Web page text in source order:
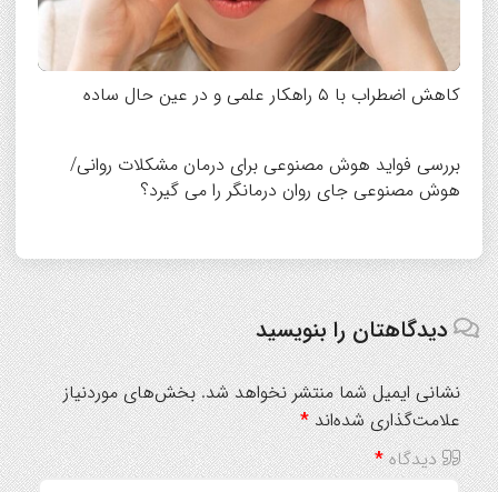
کاهش اضطراب با ۵ راهکار علمی و در عین حال ساده
بررسی فواید هوش مصنوعی برای درمان مشکلات روانی/
هوش مصنوعی جای روان درمانگر را می گیرد؟
دیدگاهتان را بنویسید
نشانی ایمیل شما منتشر نخواهد شد. بخش‌های موردنیاز
علامت‌گذاری شده‌اند*
دیدگاه*